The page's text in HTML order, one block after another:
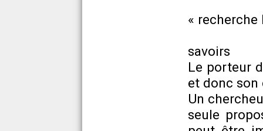
« recherche
savoirs
Le porteur
et donc son
Un
seule